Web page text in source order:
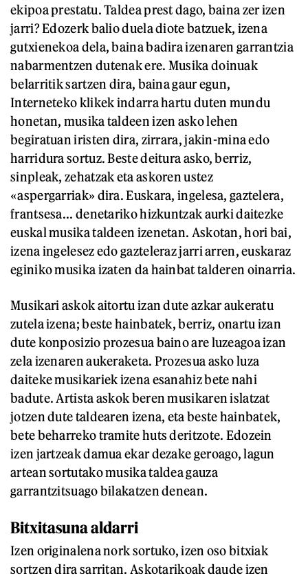
ekipoa prestatu. Taldea prest dago, baina zer izen
jarri? Edozerk balio duela diote batzuek, izena
gutxienekoa dela, baina badira izenaren garrantzia
nabarmentzen dutenak ere. Musika doinuak
belarritik sartzen dira, baina gaur egun,
Interneteko klikek indarra hartu duten mundu
honetan, musika taldeen izen asko lehen
begiratuan iristen dira, zirrara, jakin-mina edo
harridura sortuz. Beste deitura asko, berriz,
sinpleak, zehatzak eta askoren ustez
«aspergarriak» dira. Euskara, ingelesa, gaztelera,
frantsesa... denetariko hizkuntzak aurki daitezke
euskal musika taldeen izenetan. Askotan, hori bai,
izena ingelesez edo gazteleraz jarri arren, euskaraz
eginiko musika izaten da hainbat talderen oinarria.
Musikari askok aitortu izan dute azkar aukeratu
zutela izena; beste hainbatek, berriz, onartu izan
dute konposizio prozesua baino are luzeagoa izan
zela izenaren aukeraketa. Prozesua asko luza
daiteke musikariek izena esanahiz bete nahi
badute. Artista askok beren musikaren islatzat
jotzen dute taldearen izena, eta beste hainbatek,
bete beharreko tramite huts deritzote. Edozein
izen jartzeak damua ekar dezake geroago, lagun
artean sortutako musika taldea gauza
garrantzitsuago bilakatzen denean.
Bitxitasuna aldarri
Izen originalena nork sortuko, izen oso bitxiak
sortzen dira sarritan. Askotarikoak daude izen